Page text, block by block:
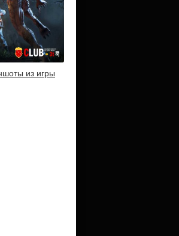
из игры